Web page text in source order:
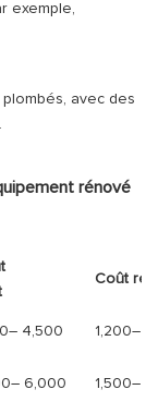
exemple,
avec des
rénové
Coût
4,500 1,200–
6,000 1,500–